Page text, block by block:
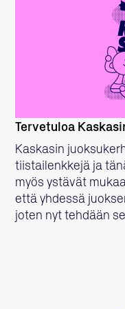
Tervetuloa
Kaskasin
tiistailenkkejä ja
myös ystävät
että yhdessä
joten nyt tehdään